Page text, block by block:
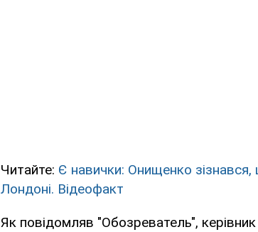
Читайте: Є навички: Онищенко
Лондоні. Відеофакт
Як повідомляв "Обозреватель",